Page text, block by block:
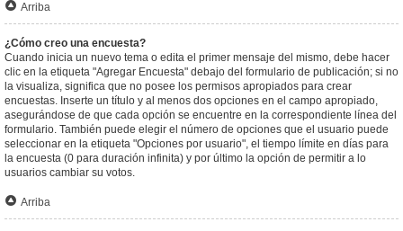
Arriba
¿Cómo creo una encuesta?
Cuando inicia un nuevo tema o edita el primer mensaje del mismo, debe hacer
clic en la etiqueta "Agregar Encuesta" debajo del formulario de publicación; si no
la visualiza, significa que no posee los permisos apropiados para crear
encuestas. Inserte un título y al menos dos opciones en el campo apropiado,
asegurándose de que cada opción se encuentre en la correspondiente línea del
formulario. También puede elegir el número de opciones que el usuario puede
seleccionar en la etiqueta "Opciones por usuario", el tiempo límite en días para
la encuesta (0 para duración infinita) y por último la opción de permitir a lo
usuarios cambiar su votos.
Arriba